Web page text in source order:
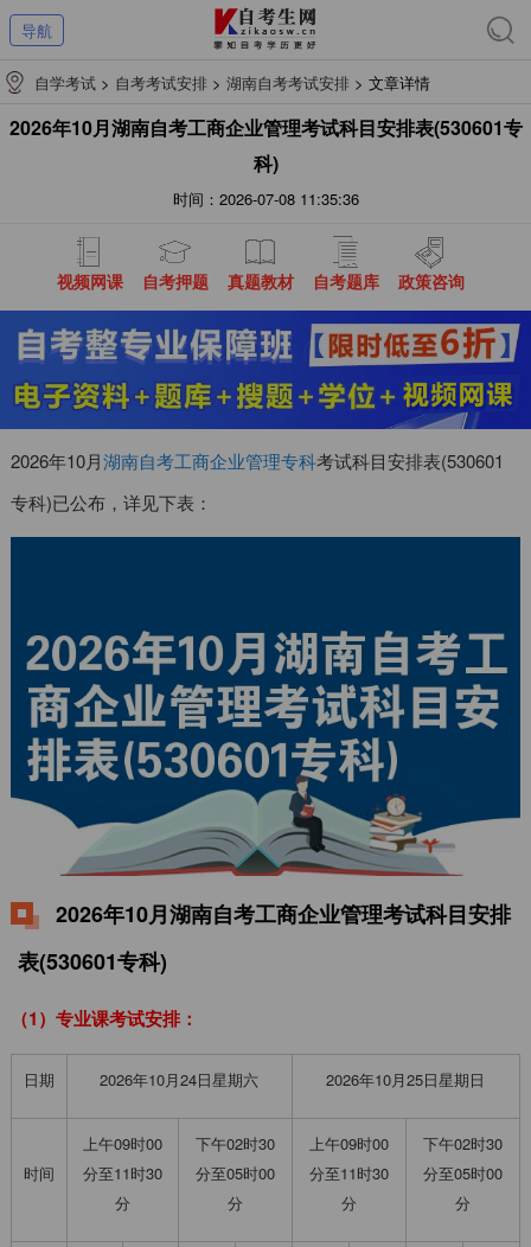
导航
自学考试 > 自考考试安排 > 湖南自考考试安排 > 文章详情
2026年10月湖南自考工商企业管理考试科目安排表(530601专
科)
时间：2026-07-08 11:35:36
视频网课 自考押题 真题教材 自考题库 政策咨询
2026年10月湖南自考工商企业管理专科考试科目安排表(530601
专科)已公布，详见下表：
2026年10月湖南自考工商企业管理考试科目安排
表(530601专科)
（1）专业课考试安排：
日期 2026年10月24日星期六 2026年10月25日星期日
时间
上午09时00
分至11时30
分
下午02时30
分至05时00
分
上午09时00
分至11时30
分
下午02时30
分至05时00
分